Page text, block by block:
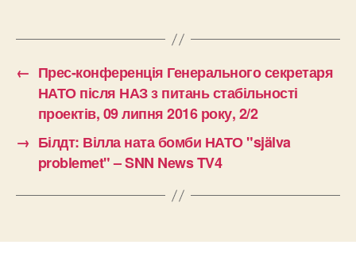
← Прес-конференція Генерального секретаря
НАТО після НАЗ з питань стабільності
проектів, 09 липня 2016 року, 2/2
→ Білдт: Вілла ната бомби НАТО "själva
problemet" – SNN News TV4